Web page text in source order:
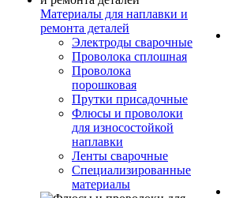
Материалы для наплавки и
ремонта деталей
Электроды сварочные
Проволока сплошная
Проволока
порошковая
Прутки присадочные
Флюсы и проволоки
для износостойкой
наплавки
Ленты сварочные
Специализированные
материалы